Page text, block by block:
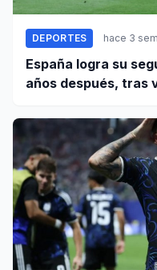
DEPORTES hace 3
España logra su
años después, tras